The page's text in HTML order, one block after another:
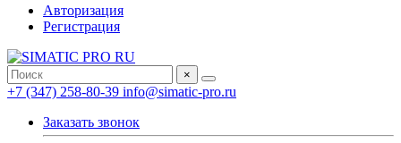
Авторизация
Регистрация
×
+7 (347) 258-80-39 info@simatic-pro.ru
Заказать звонок